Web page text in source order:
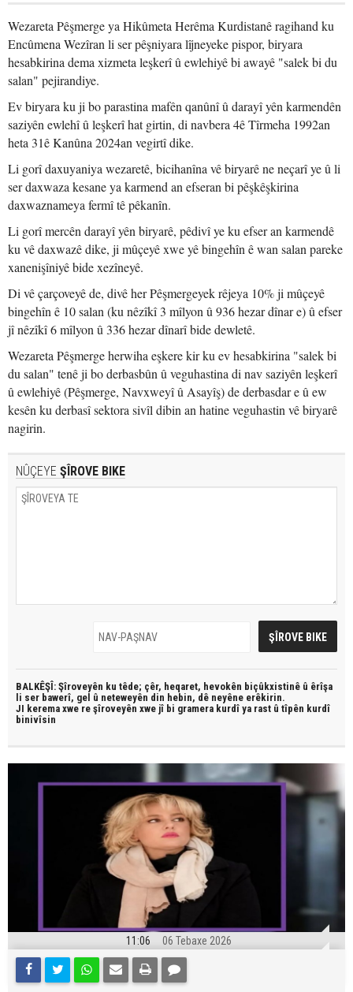
Wezareta Pêşmerge ya Hikûmeta Herêma Kurdistanê ragihand ku
Encûmena Wezîran li ser pêşniyara lîjneyeke pispor, biryara
hesabkirina dema xizmeta leşkerî û ewlehiyê bi awayê "salek bi du
salan" pejirandiye.
Ev biryara ku ji bo parastina mafên qanûnî û darayî yên karmendên
saziyên ewlehî û leşkerî hat girtin, di navbera 4ê Tîrmeha 1992an
heta 31ê Kanûna 2024an vegirtî dike.
Li gorî daxuyaniya wezaretê, bicihanîna vê biryarê ne neçarî ye û li
ser daxwaza kesane ya karmend an efseran bi pêşkêşkirina
daxwaznameya fermî tê pêkanîn.
Li gorî mercên darayî yên biryarê, pêdivî ye ku efser an karmendê
ku vê daxwazê dike, ji mûçeyê xwe yê bingehîn ê wan salan pareke
xanenişîniyê bide xezîneyê.
Di vê çarçoveyê de, divê her Pêşmergeyek rêjeya 10% ji mûçeyê
bingehîn ê 10 salan (ku nêzîkî 3 mîlyon û 936 hezar dînar e) û efser
jî nêzîkî 6 mîlyon û 336 hezar dînarî bide dewletê.
Wezareta Pêşmerge herwiha eşkere kir ku ev hesabkirina "salek bi
du salan" tenê ji bo derbasbûn û veguhastina di nav saziyên leşkerî
û ewlehiyê (Pêşmerge, Navxweyî û Asayîş) de derbasdar e û ew
kesên ku derbasî sektora sivîl dibin an hatine veguhastin vê biryarê
nagirin.
NÛÇEYE ŞÎROVE BIKE
BALKÊŞÎ: Şîroveyên ku têde; çêr, heqaret, hevokên biçûkxistinê û êrîşa
li ser bawerî, gel û neteweyên din hebin, dê neyêne erêkirin.
JI kerema xwe re şîroveyên xwe jî bi gramera kurdî ya rast û tîpên kurdî
binivîsin
11:06 06 Tebaxe 2026